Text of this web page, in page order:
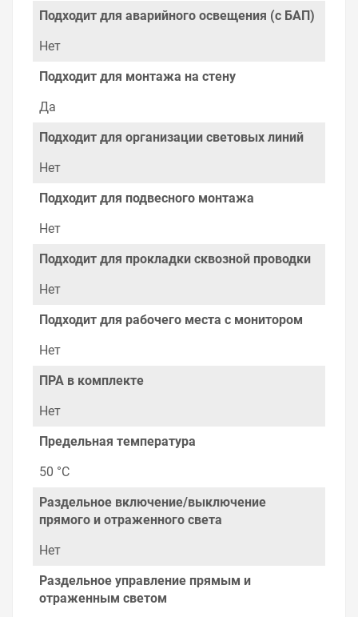
Подходит для аварийного освещения (с БАП)
Нет
Подходит для монтажа на стену
Да
Подходит для организации световых линий
Нет
Подходит для подвесного монтажа
Нет
Подходит для прокладки сквозной проводки
Нет
Подходит для рабочего места с монитором
Нет
ПРА в комплекте
Нет
Предельная температура
50 °C
Раздельное включение/выключение
прямого и отраженного света
Нет
Раздельное управление прямым и
отраженным светом